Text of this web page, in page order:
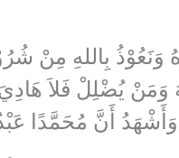
وَنَعُوْذُ بِاللهِ مِنْ
وَمَنْ يُضْلِلْ فَلاَ هَادِيَ
وَأَشْهَدُ أَنَّ مُحَمَّدًا